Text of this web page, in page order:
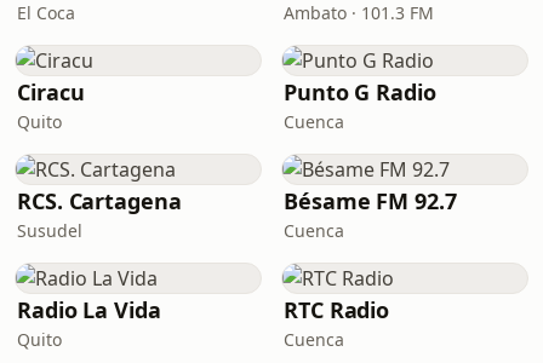
El Coca Ambato · 101.3 FM
Ciracu
Quito
Punto G Radio
Cuenca
RCS. Cartagena
Susudel
Bésame FM 92.7
Cuenca
Radio La Vida
Quito
RTC Radio
Cuenca